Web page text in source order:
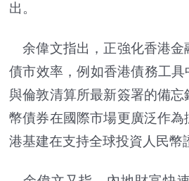
出。
余偉文指出，正強化香港金
債市效率，例如香港債務工
與倫敦清算所最新簽署的備忘
幣債券在國際市場更廣泛作
港基建在支持全球投資人民幣